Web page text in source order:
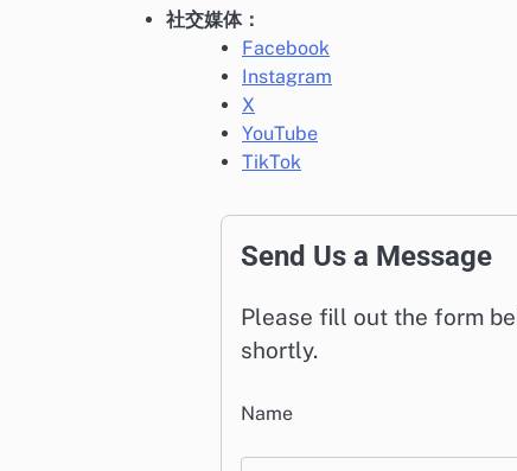
社交媒体：
Facebook
Instagram
X
YouTube
TikTok
Send Us a Message
Please fill out the form
shortly.
Name